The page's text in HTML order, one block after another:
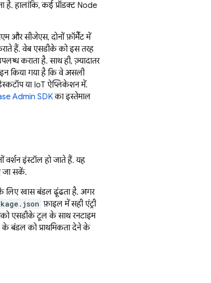
है. हालांकि, कई प्रॉडक्ट Node
और सीजेएस, दोनों फ़ॉर्मैट में
हैं. वेब एसडीके को इस तरह
कराता है. साथ ही, ज़्यादातर
किया गया है कि वे असली
या IoT ऐप्लिकेशन में.
Admin SDKका इस्तेमाल
इंस्टॉल हो जाते हैं. यह
जा सकें.
लिए खास बंडल ढूंढता है. अगर
फ़ाइल में सही एंट्री
एसडीके टूल के साथ रनटाइम
बंडल को प्राथमिकता देने के